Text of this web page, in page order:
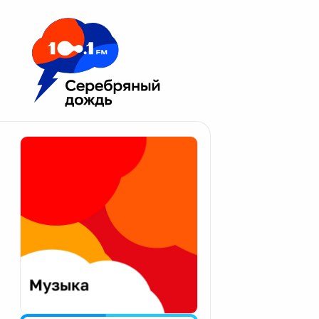
Москва 100.1 FM
Апатиты
Екатеринбург
Калининград
Калуга